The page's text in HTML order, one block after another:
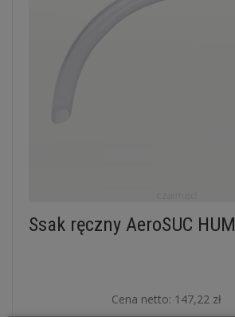
Ssak ręczny AeroSUC HUM
Cena netto: 147,22 zł